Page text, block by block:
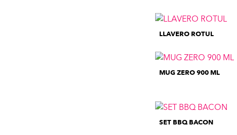
LLAVERO ROTUL
MUG ZERO 900 ML
SET BBQ BACON